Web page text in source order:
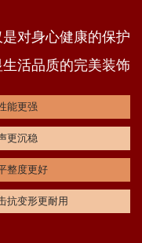
对身心健康的保护
活品质的完美装饰
能更强
更沉稳
整度更好
抗变形更耐用